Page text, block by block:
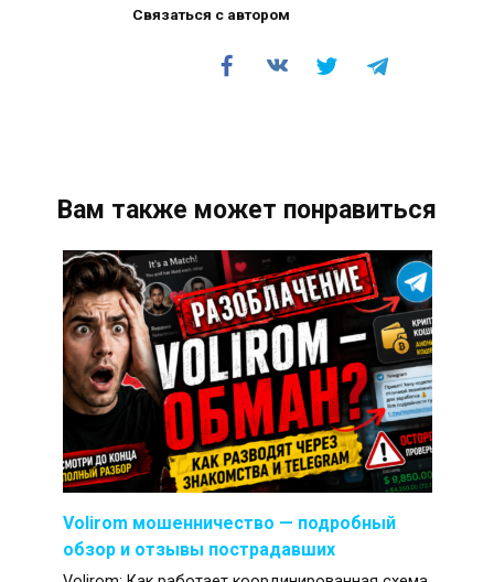
Связаться с автором
Вам также может понравиться
Volirom мошенничество — подробный
обзор и отзывы пострадавших